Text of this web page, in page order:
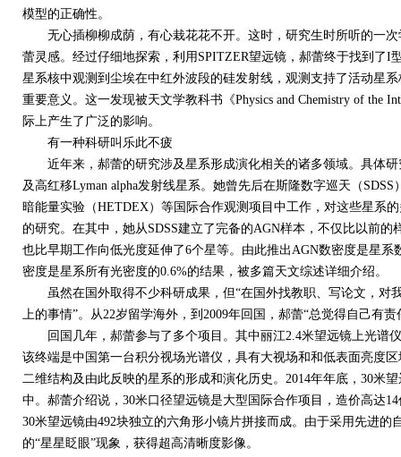
模型的正确性。
无心插柳柳成荫，有心栽花花不开。这时，研究生时所听的一次
蕾灵感。经过仔细地探索，利用SPITZER望远镜，郝蕾终于找到了I
星系核中观测到尘埃在中红外波段的硅发射线，观测支持了活动星
重要意义。这一发现被天文学教科书《Physics and Chemistry of the
际上产生了广泛的影响。
有一种科研叫乐此不疲
近年来，郝蕾的研究涉及星系形成演化相关的诸多领域。具体研
及高红移Lyman alpha发射线星系。她曾先后在斯隆数字巡天（
暗能量实验（HETDEX）等国际合作观测项目中工作，对这些星系
的研究。在其中，她从SDSS建立了完备的AGN样本，不仅比以前
也比早期工作向低光度延伸了6个星等。由此推出AGN数密度是星
密度是星系所有光密度的0.6%的结果，被多篇天文综述详细介绍。
虽然在国外取得不少科研成果，但“在国外找教职、写论文，对
上的事情”。从22岁留学海外，到2009年回国，郝蕾“总觉得自己有
回国几年，郝蕾参与了多个项目。其中丽江2.4米望远镜上光谱
该终端是中国第一台积分视场光谱仪，具有大视场和和低表面亮度
二维结构及由此反映的星系的形成和演化历史。2014年年底，30米
中。郝蕾介绍说，30米口径望远镜是大型国际合作项目，造价高达
30米望远镜由492块独立的六角形小镜片拼接而成。由于采用先进
的“星星眨眼”现象，获得超高清晰度影像。